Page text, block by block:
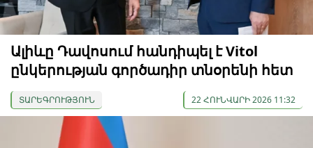
Ալիևը Դավոսում հանդիպել է Vitol
ընկերության գործադիր տնօրենի հետ
ՏԱՐԵԳՐՈՒԹՅՈՒՆ 22 ՀՈՒՆՎԱՐԻ 2026 11:32